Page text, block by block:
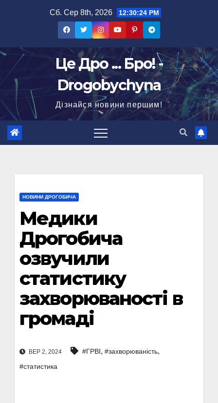
Сб. Сер 8th, 2026 12:30:25 PM
Це Дро ... Бро! -
Drogobychyna
Дізнайся новини першим!
НОВИНИ ДРОГОБИЧА
Медики
Дрогобича
озвучили
статистику
захворюваності в
громаді
ВЕР 2, 2024 #ГРВІ, #захворюваність,
#статистика